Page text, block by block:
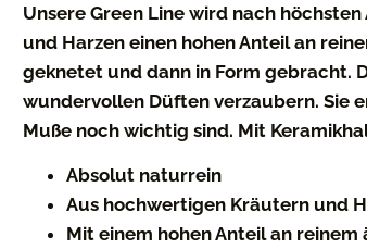
Unsere Green Line wird nach
und Harzen einen hohen Anteil an
geknetet und dann in Form gebracht.
wundervollen Düften verzaubern. Sie
Muße noch wichtig sind. Mit
Absolut naturrein
Aus hochwertigen Kräutern und
Mit einem hohen Anteil an reinem